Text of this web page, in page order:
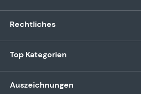
Rechtliches
Top Kategorien
Auszeichnungen